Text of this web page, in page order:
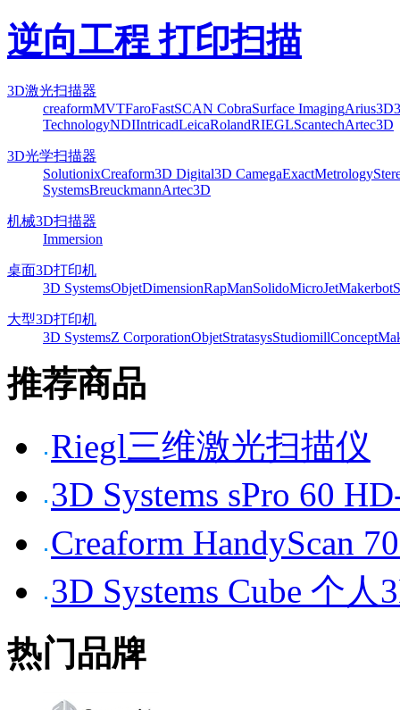
逆向工程 打印扫描
3D激光扫描器
creaformMVTFaroFastSCAN CobraSurface ImagingArius3D
TechnologyNDIIntricadLeicaRolandRIEGLScantechArtec3D
3D光学扫描器
SolutionixCreaform3D Digital3D CamegaExactMetrology
SystemsBreuckmannArtec3D
机械3D扫描器
Immersion
桌面3D打印机
3D SystemsObjetDimensionRapManSolidoMicroJetMakerbot
大型3D打印机
3D SystemsZ CorporationObjetStratasysStudiomillConcept
推荐商品
Riegl三维激光扫描仪
3D Systems sPro 60
Creaform HandyScan
3D Systems Cube 个人
热门品牌